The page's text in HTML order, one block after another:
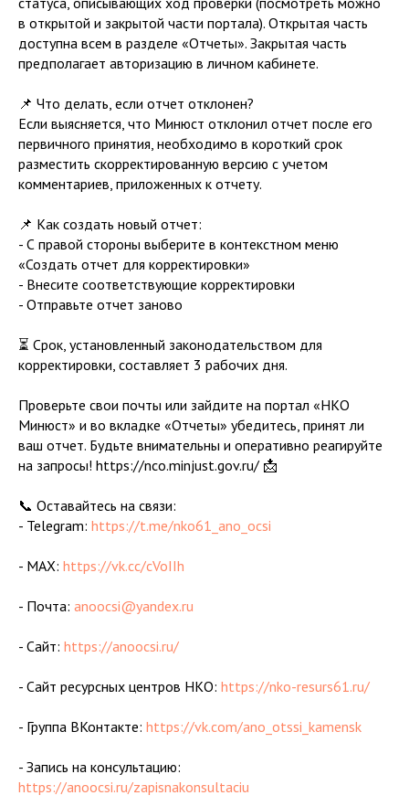
в открытой и закрытой части портала). Открытая часть
доступна всем в разделе «Отчеты». Закрытая часть
предполагает авторизацию в личном кабинете.
📌 Что делать, если отчет отклонен?
Если выясняется, что Минюст отклонил отчет после его
первичного принятия, необходимо в короткий срок
разместить скорректированную версию с учетом
комментариев, приложенных к отчету.
📌 Как создать новый отчет:
- С правой стороны выберите в контекстном меню
«Создать отчет для корректировки»
- Внесите соответствующие корректировки
- Отправьте отчет заново
⏳ Срок, установленный законодательством для
корректировки, составляет 3 рабочих дня.
Проверьте свои почты или зайдите на портал «НКО
Минюст» и во вкладке «Отчеты» убедитесь, принят ли
ваш отчет. Будьте внимательны и оперативно реагируйте
на запросы! https://nco.minjust.gov.ru/ 📩
📞 Оставайтесь на связи:
- Telegram: https://t.me/nko61_ano_ocsi
- MAX: https://vk.cc/cVoIIh
- Почта: anoocsi@yandex.ru
- Сайт: https://anoocsi.ru/
- Сайт ресурсных центров НКО: https://nko-resurs61.ru/
- Группа ВКонтакте: https://vk.com/ano_otssi_kamensk
- Запись на консультацию:
https://anoocsi.ru/zapisnakonsultaciu